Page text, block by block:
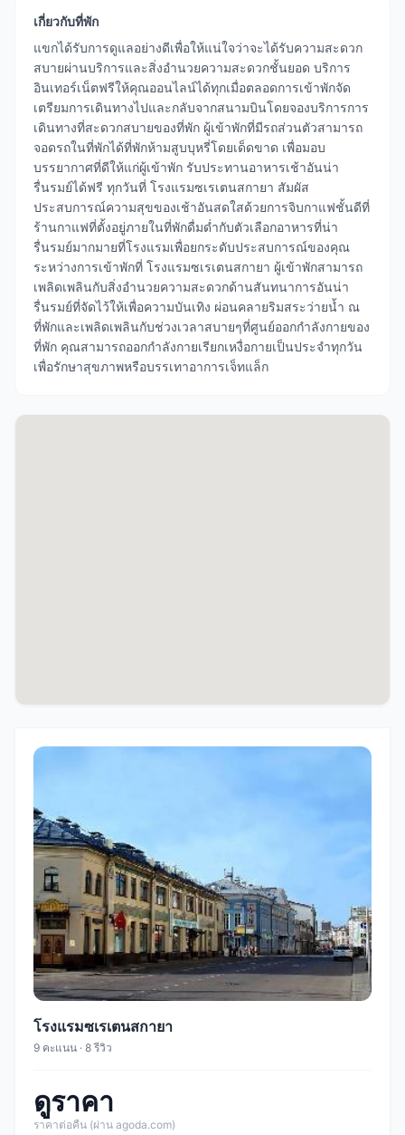
เกี่ยวกับที่พัก
แขกได้รับการดูแลอย่างดีเพื่อให้แน่ใจว่าจะได้รับความสะดวก
สบายผ่านบริการและสิ่งอำนวยความสะดวกชั้นยอด บริการ
อินเทอร์เน็ตฟรีให้คุณออนไลน์ได้ทุกเมื่อตลอดการเข้าพักจัด
เตรียมการเดินทางไปและกลับจากสนามบินโดยจองบริการการ
เดินทางที่สะดวกสบายของที่พัก ผู้เข้าพักที่มีรถส่วนตัวสามารถ
จอดรถในที่พักได้ที่พักห้ามสูบบุหรี่โดยเด็ดขาด เพื่อมอบ
บรรยากาศที่ดีให้แก่ผู้เข้าพัก รับประทานอาหารเช้าอันน่า
รื่นรมย์ได้ฟรี ทุกวันที่ โรงแรมซเรเตนสกายา สัมผัส
ประสบการณ์ความสุขของเช้าอันสดใสด้วยการจิบกาแฟชั้นดีที่
ร้านกาแฟที่ตั้งอยู่ภายในที่พักดื่มด่ำกับตัวเลือกอาหารที่น่า
รื่นรมย์มากมายที่โรงแรมเพื่อยกระดับประสบการณ์ของคุณ
ระหว่างการเข้าพักที่ โรงแรมซเรเตนสกายา ผู้เข้าพักสามารถ
เพลิดเพลินกับสิ่งอำนวยความสะดวกด้านสันทนาการอันน่า
รื่นรมย์ที่จัดไว้ให้เพื่อความบันเทิง ผ่อนคลายริมสระว่ายน้ำ ณ
ที่พักและเพลิดเพลินกับช่วงเวลาสบายๆที่ศูนย์ออกกำลังกายของ
ที่พัก คุณสามารถออกกำลังกายเรียกเหงื่อกายเป็นประจำทุกวัน
เพื่อรักษาสุขภาพหรือบรรเทาอาการเจ็ทแล็ก
โรงแรมซเรเตนสกายา
9 คะแนน · 8 รีวิว
ดูราคา
ราคาต่อคืน (ผ่าน agoda.com)